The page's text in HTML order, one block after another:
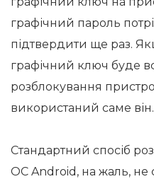
графічний пароль
підтвердити ще раз.
графічний ключ буде
розблокування
використаний саме він.
Стандартний спосіб
ОС Android, на жаль, не